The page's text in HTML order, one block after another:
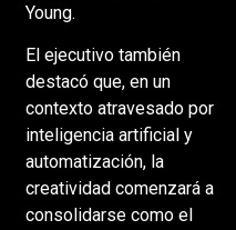
Young.
El ejecutivo también
destacó que, en un
contexto atravesado por
inteligencia artificial y
automatización, la
creatividad comenzará a
consolidarse como el